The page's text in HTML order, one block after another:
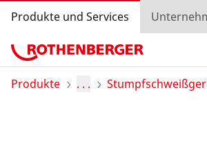
Produkte und Services
Produkte
Produkte . . .